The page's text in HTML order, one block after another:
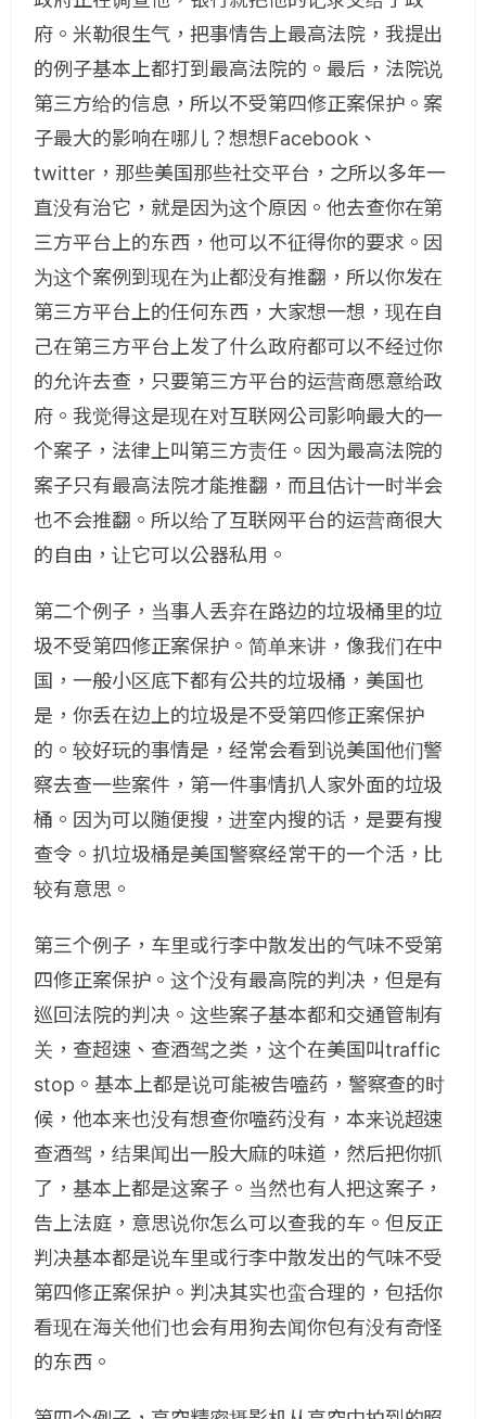
府。米勒很生气，把事情告上最高法院，我提出
的例子基本上都打到最高法院的。最后，法院说
第三方给的信息，所以不受第四修正案保护。案
子最大的影响在哪儿？想想Facebook、
twitter，那些美国那些社交平台，之所以多年一
直没有治它，就是因为这个原因。他去查你在第
三方平台上的东西，他可以不征得你的要求。因
为这个案例到现在为止都没有推翻，所以你发在
第三方平台上的任何东西，大家想一想，现在自
己在第三方平台上发了什么政府都可以不经过你
的允许去查，只要第三方平台的运营商愿意给政
府。我觉得这是现在对互联网公司影响最大的一
个案子，法律上叫第三方责任。因为最高法院的
案子只有最高法院才能推翻，而且估计一时半会
也不会推翻。所以给了互联网平台的运营商很大
的自由，让它可以公器私用。
第二个例子，当事人丢弃在路边的垃圾桶里的垃
圾不受第四修正案保护。简单来讲，像我们在中
国，一般小区底下都有公共的垃圾桶，美国也
是，你丢在边上的垃圾是不受第四修正案保护
的。较好玩的事情是，经常会看到说美国他们警
察去查一些案件，第一件事情扒人家外面的垃圾
桶。因为可以随便搜，进室内搜的话，是要有搜
查令。扒垃圾桶是美国警察经常干的一个活，比
较有意思。
第三个例子，车里或行李中散发出的气味不受第
四修正案保护。这个没有最高院的判决，但是有
巡回法院的判决。这些案子基本都和交通管制有
关，查超速、查酒驾之类，这个在美国叫traffic
stop。基本上都是说可能被告嗑药，警察查的时
候，他本来也没有想查你嗑药没有，本来说超速
查酒驾，结果闻出一股大麻的味道，然后把你抓
了，基本上都是这案子。当然也有人把这案子，
告上法庭，意思说你怎么可以查我的车。但反正
判决基本都是说车里或行李中散发出的气味不受
第四修正案保护。判决其实也蛮合理的，包括你
看现在海关他们也会有用狗去闻你包有没有奇怪
的东西。